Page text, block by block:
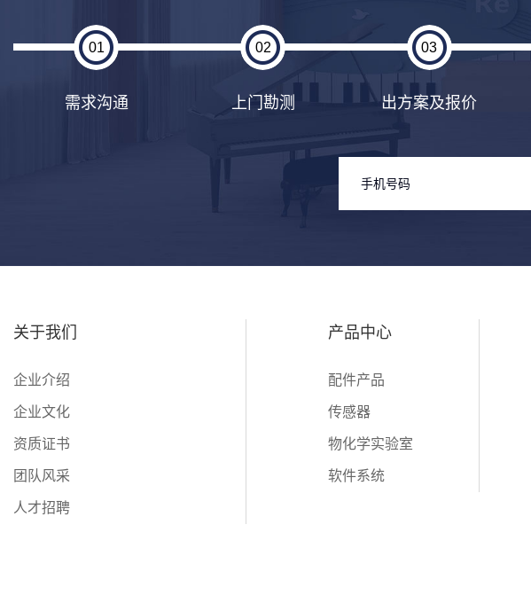
01
需求沟通
02
上门勘测
03
出方案及报价
关于我们
企业介绍
企业文化
资质证书
团队风采
人才招聘
产品中心
配件产品
传感器
物化学实验室
软件系统